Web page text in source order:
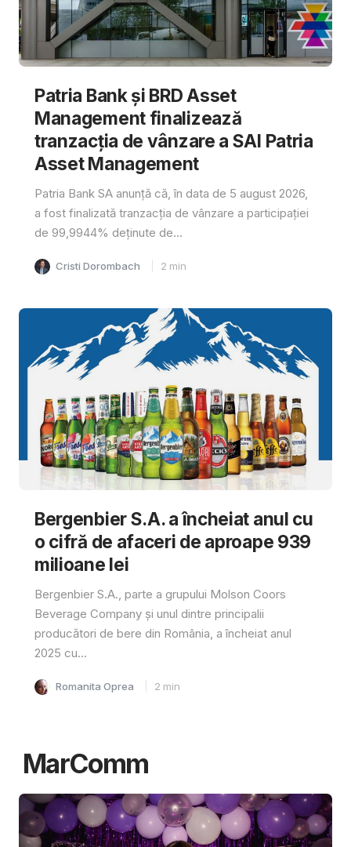
Patria Bank și BRD Asset
Management finalizează
tranzacția de vânzare a SAI Patria
Asset Management
Patria Bank SA anunță că, în data de 5 august 2026,
a fost finalizată tranzacția de vânzare a participației
de 99,9944% deținute de...
Cristi Dorombach 2 min
Bergenbier S.A. a încheiat anul cu
o cifră de afaceri de aproape 939
milioane lei
Bergenbier S.A., parte a grupului Molson Coors
Beverage Company și unul dintre principalii
producători de bere din România, a încheiat anul
2025 cu...
Romanita Oprea 2 min
MarComm